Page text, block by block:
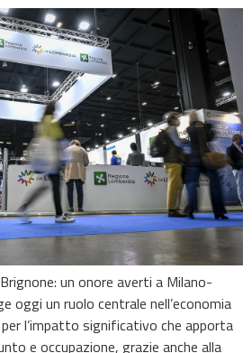
un onore averti a Milano-
oggi un ruolo centrale nell’economia
l’impatto significativo che apporta
e occupazione, grazie anche alla